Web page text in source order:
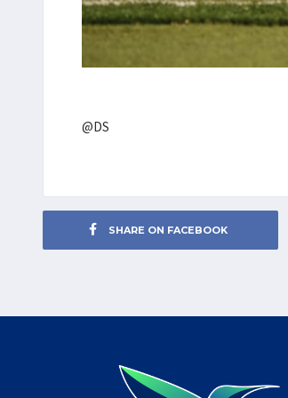
@DS
SHARE ON FACEBOOK